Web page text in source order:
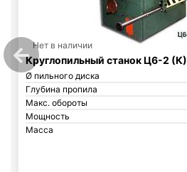
Нет в наличии
Круглопильный станок Ц6-2 (К)
Ø пильного диска
Глубина пропила
Макс. обороты
Мощность
Масса